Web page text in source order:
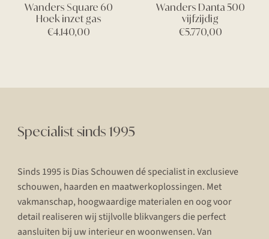
Wanders Square 60
Hoek inzet gas
€4.140,00
Wanders Danta 500
vijfzijdig
€5.770,00
Specialist sinds 1995
Sinds 1995 is Dias Schouwen dé specialist in exclusieve
schouwen, haarden en maatwerkoplossingen. Met
vakmanschap, hoogwaardige materialen en oog voor
detail realiseren wij stijlvolle blikvangers die perfect
aansluiten bij uw interieur en woonwensen. Van